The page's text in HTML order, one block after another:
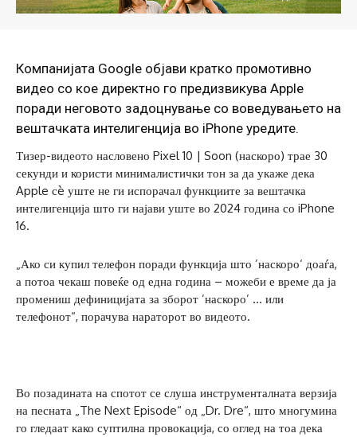
Компанијата Google објави кратко промотивно
видео со кое директно го предизвикува Apple
поради неговото задоцнување со воведувањето на
вештачката интелигенција во iPhone уредите.
Тизер-видеото насловено Pixel 10 | Soon (наскоро) трае 30
секунди и користи минималистички тон за да укаже дека
Apple сè уште не ги испорачал функциите за вештачка
интелигенција што ги најави уште во 2024 година со iPhone
16.
„Ако си купил телефон поради функција што ’наскоро‘ доаѓа,
а потоа чекаш повеќе од една година – можеби е време да ја
промениш дефиницијата за зборот ’наскоро’ … или
телефонот“, порачува нараторот во видеото.
Во позадината на спотот се слуша инструменталната верзија
на песната „The Next Episode“ од „Dr. Dre“, што многумина
го гледаат како суптилна провокација, со оглед на тоа дека